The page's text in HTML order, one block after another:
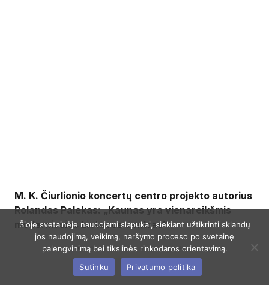
M. K. Čiurlionio koncertų centro projekto autorius
Rolandas Palekas: „Kaunas yra vienareikšmis
moderniosios Lietuvos centras“
Šioje svetainėje naudojami slapukai, siekiant užtikrinti sklandų
jos naudojimą, veikimą, naršymo proceso po svetainę
palengvinimą bei tikslinės rinkodaros orientavimą.
Sutinku
Privatumo politika